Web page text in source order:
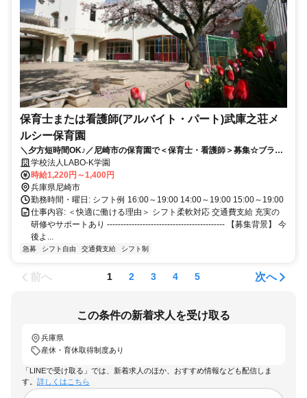
保育士または看護師(アルバイト・パート)武庫之荘メ
ルシー保育園
＼夕方短時間OK♪／尼崎市の保育園で＜保育士・看護師＞募集☆ブラン
クOK！20〜50代しゅふ活躍中
学校法人LABO-K学園
時給1,220円～1,400円
兵庫県尼崎市
勤務時間・曜日: シフト例 16:00～19:00 14:00～19:00 15:00～19:00
仕事内容: ＜快適に働ける理由＞ シフト柔軟対応 交通費支給 充実の
研修やサポートあり ------------------------------------------- 【募集背景】 今
後よ...
急募 シフト自由 交通費支給 シフト制
前へ 1 2 3 4 5 次へ
この条件の新着求人を受け取る
兵庫県
産休・育休取得制度あり
「LINEで受け取る」では、新着求人のほか、おすすめ情報なども配信しま
す。 詳しくはこちら